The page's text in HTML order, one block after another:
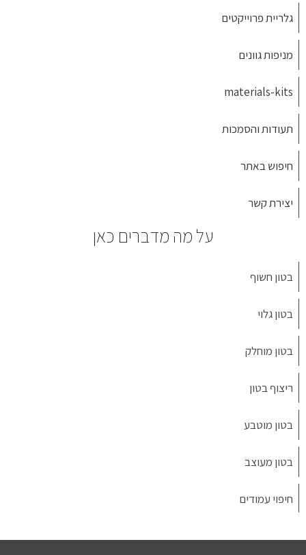
גלריית פרוייקטים
מניפות גוונים
materials-kits
תעודות והסמכות
חיפוש באתר
יצירת קשר
על מה מדברים כאן
בטון חשוף
בטון גלוי
בטון מוחלק
ריצוף בטון
בטון מוטבע
בטון מעוצב
חיפוי עמודים